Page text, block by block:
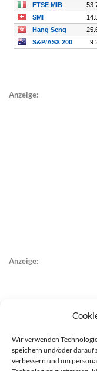
Wir verwenden
speichern und/oder darauf
verbessern und um
Anzeige:
Anzeige: